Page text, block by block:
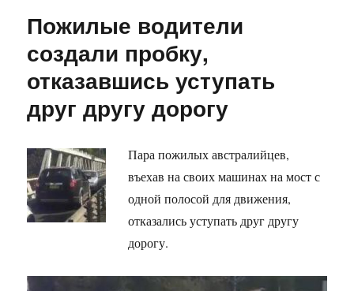
Пожилые водители
создали пробку,
отказавшись уступать
друг другу дорогу
Пара пожилых австралийцев,
въехав на своих машинах на мост с
одной полосой для движения,
отказались уступать друг другу
дорогу.